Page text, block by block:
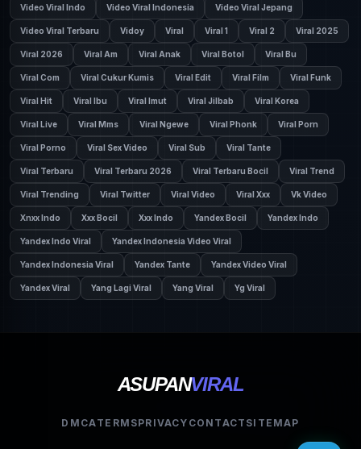
Video Viral Indo Video Viral Indonesia Video Viral Jepang
Video Viral Terbaru Vidoy Viral Viral 1 Viral 2 Viral 2025
Viral 2026 Viral Am Viral Anak Viral Botol Viral Bu
Viral Com Viral Cukur Kumis Viral Edit Viral Film Viral Funk
Viral Hit Viral Ibu Viral Imut Viral Jilbab Viral Korea
Viral Live Viral Mms Viral Ngewe Viral Phonk Viral Porn
Viral Porno Viral Sex Video Viral Sub Viral Tante
Viral Terbaru Viral Terbaru 2026 Viral Terbaru Bocil Viral Trend
Viral Trending Viral Twitter Viral Video Viral Xxx Vk Video
Xnxx Indo Xxx Bocil Xxx Indo Yandex Bocil Yandex Indo
Yandex Indo Viral Yandex Indonesia Video Viral
Yandex Indonesia Viral Yandex Tante Yandex Video Viral
Yandex Viral Yang Lagi Viral Yang Viral Yg Viral
ASUPANVIRAL
DMCATERMSPRIVACY CONTACT SITEMAP